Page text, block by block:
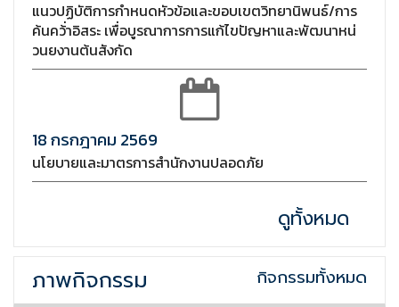
แนวปฏิบัติการกำหนดหัวข้อและขอบเขตวิทยานิพนธ์/การ
ค้นคว้่าอิสระ เพื่อบูรณาการการแก้ไขปัญหาและพัฒนาหน่
วนยงานต้นสังกัด
18 กรกฎาคม 2569
นโยบายและมาตรการสำนักงานปลอดภัย
ดูทั้งหมด
ภาพกิจกรรม กิจกรรมทั้งหมด